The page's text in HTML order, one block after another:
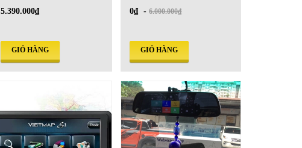
5.390.000₫
GIỎ HÀNG
2CH
0₫ -6.000.000₫
GIỎ HÀNG